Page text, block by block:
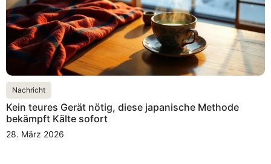
Nachricht
Kein teures Gerät nötig, diese japanische Methode
bekämpft Kälte sofort
28. März 2026